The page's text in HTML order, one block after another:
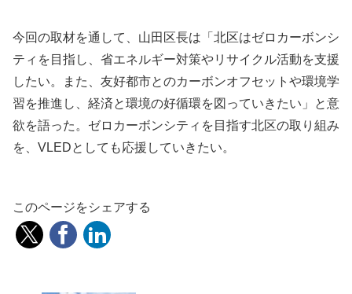
今回の取材を通して、山田区長は「北区はゼロカーボンシ
ティを目指し、省エネルギー対策やリサイクル活動を支援
したい。また、友好都市とのカーボンオフセットや環境学
習を推進し、経済と環境の好循環を図っていきたい」と意
欲を語った。ゼロカーボンシティを目指す北区の取り組み
を、VLEDとしても応援していきたい。
このページをシェアする